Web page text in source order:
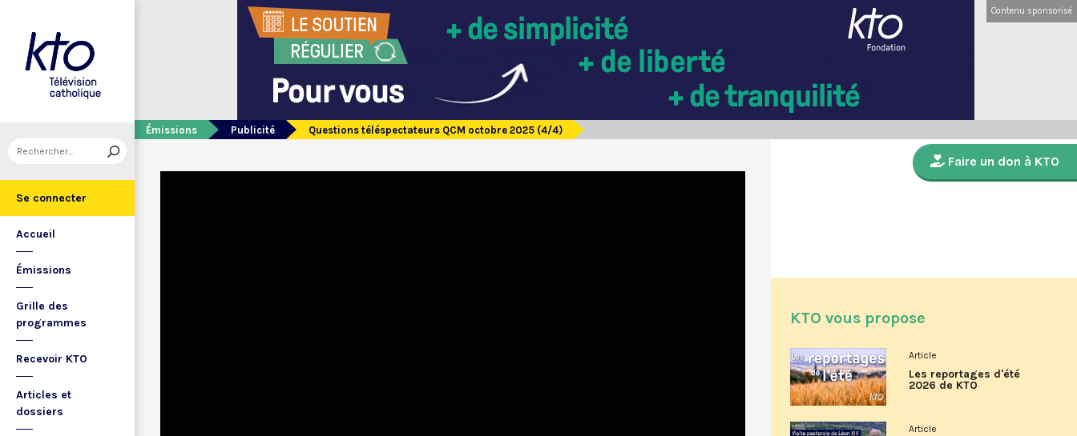
Se connecter
Accueil
Émissions
Grille des
programmes
Recevoir KTO
Articles et
dossiers
Contenu sponsorisé
Émissions Publicité Questions téléspectateurs QCM octobre 2025 (4/4)
Faire un don à KTO
KTO vous propose
Article
Les reportages d'été
2026 de KTO
Article